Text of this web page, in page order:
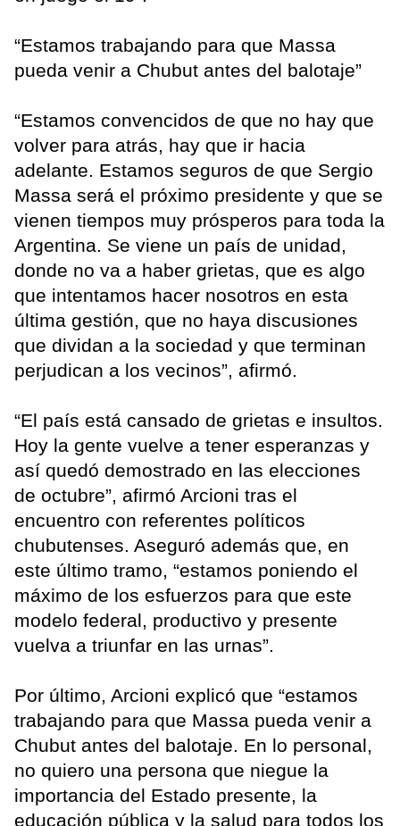
“Estamos trabajando para que Massa
pueda venir a Chubut antes del balotaje”
“Estamos convencidos de que no hay que
volver para atrás, hay que ir hacia
adelante. Estamos seguros de que Sergio
Massa será el próximo presidente y que se
vienen tiempos muy prósperos para toda la
Argentina. Se viene un país de unidad,
donde no va a haber grietas, que es algo
que intentamos hacer nosotros en esta
última gestión, que no haya discusiones
que dividan a la sociedad y que terminan
perjudican a los vecinos”, afirmó.
“El país está cansado de grietas e insultos.
Hoy la gente vuelve a tener esperanzas y
así quedó demostrado en las elecciones
de octubre”, afirmó Arcioni tras el
encuentro con referentes políticos
chubutenses. Aseguró además que, en
este último tramo, “estamos poniendo el
máximo de los esfuerzos para que este
modelo federal, productivo y presente
vuelva a triunfar en las urnas”.
Por último, Arcioni explicó que “estamos
trabajando para que Massa pueda venir a
Chubut antes del balotaje. En lo personal,
no quiero una persona que niegue la
importancia del Estado presente, la
educación pública y la salud para todos los